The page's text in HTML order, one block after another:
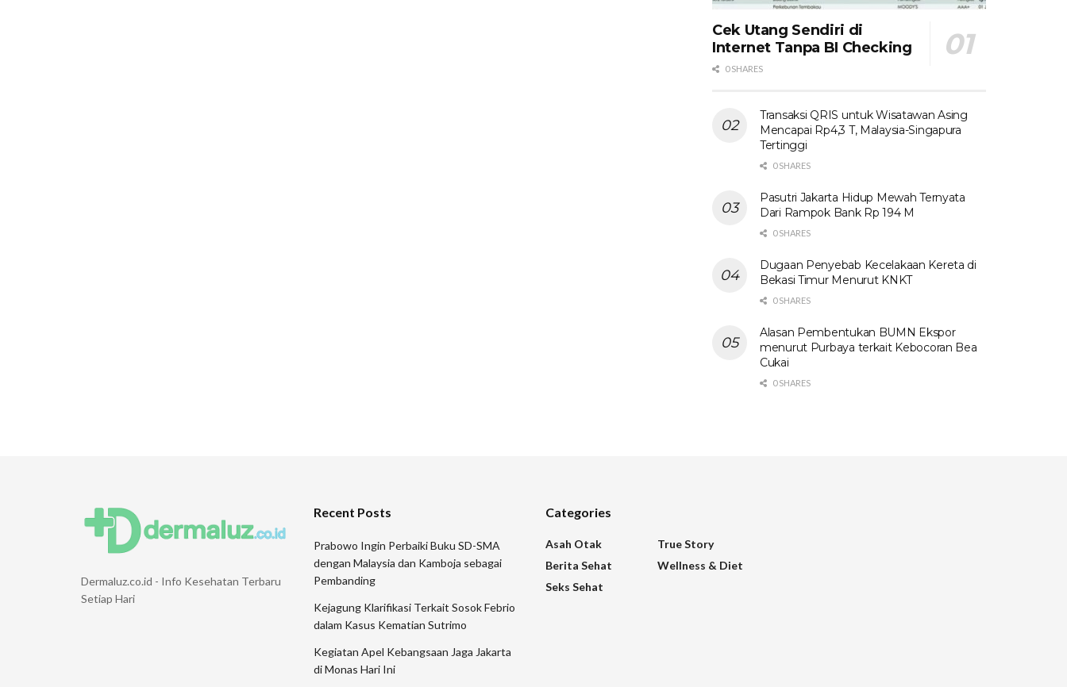
Cek Utang Sendiri di
Internet Tanpa BI Checking
0 SHARES
Transaksi QRIS untuk Wisatawan Asing
Mencapai Rp4,3 T, Malaysia-Singapura
Tertinggi
0 SHARES
Pasutri Jakarta Hidup Mewah Ternyata
Dari Rampok Bank Rp 194 M
0 SHARES
Dugaan Penyebab Kecelakaan Kereta di
Bekasi Timur Menurut KNKT
0 SHARES
Alasan Pembentukan BUMN Ekspor
menurut Purbaya terkait Kebocoran Bea
Cukai
0 SHARES
Dermaluz.co.id - Info Kesehatan Terbaru
Setiap Hari
Recent Posts
Prabowo Ingin Perbaiki Buku SD-SMA
dengan Malaysia dan Kamboja sebagai
Pembanding
Kejagung Klarifikasi Terkait Sosok Febrio
dalam Kasus Kematian Sutrimo
Kegiatan Apel Kebangsaan Jaga Jakarta
di Monas Hari Ini
Categories
Asah Otak
Berita Sehat
Seks Sehat
True Story
Wellness & Diet